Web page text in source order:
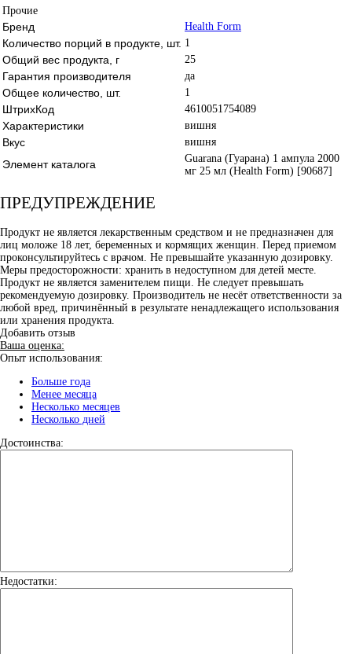
Прочие
Бренд Health Form
Количество порций в продукте, шт. 1
Общий вес продукта, г 25
Гарантия производителя да
Общее количество, шт. 1
ШтрихКод 4610051754089
Характеристики вишня
Вкус вишня
Элемент каталога
Guarana (Гуарана) 1 ампула 2000
мг 25 мл (Health Form) [90687]
ПРЕДУПРЕЖДЕНИЕ
Продукт не является лекарственным средством и не предназначен для
лиц моложе 18 лет, беременных и кормящих женщин. Перед приемом
проконсультируйтесь с врачом. Не превышайте указанную дозировку.
Меры предосторожности: хранить в недоступном для детей месте.
Продукт не является заменителем пищи. Не следует превышать
рекомендуемую дозировку. Производитель не несёт ответственности за
любой вред, причинённый в результате ненадлежащего использования
или хранения продукта.
Добавить отзыв
Ваша оценка:
Опыт использования:
Больше года
Менее месяца
Несколько месяцев
Несколько дней
Достоинства:
Недостатки: